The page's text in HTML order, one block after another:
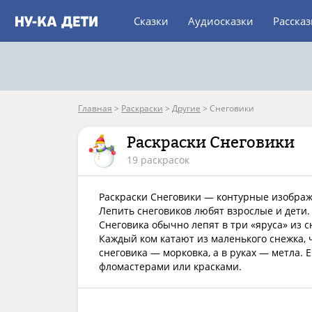
Сказки Аудиосказки
Главная > Раскраски > Другие > Снеговики
Раскраски Снеговики
19 раскрасок
Раскраски Снеговики — контурные
Лепить снеговиков любят взрослые и
Снеговика обычно лепят в три «яруса» из
Каждый ком катают из маленького снежка,
снеговика — морковка, а в руках — метла.
фломастерами или красками.